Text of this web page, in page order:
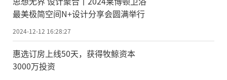
最美极简空间N+设计分享会圆满举行
2024-12-12 16:28:27
惠选订房上线50天，获得牧鲸资本
3000万投资